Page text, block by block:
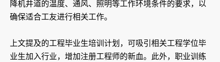
降机井道的温度、通风、照明等工作环境条件的要求，以
确保适合工友进行相关工作。
上文提及的工程毕业生培训计划，可吸引相关工程学位毕
业生加入行业，增加注册工程师的新血。此外，职业训练